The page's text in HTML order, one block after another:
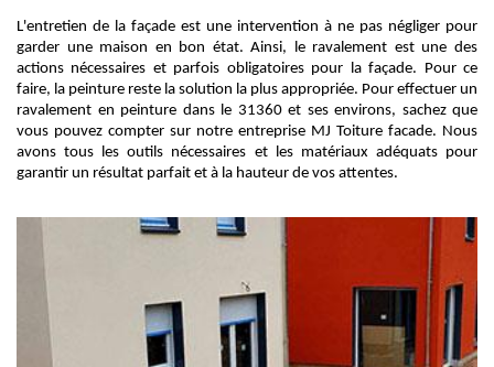
L'entretien de la façade est une intervention à ne pas négliger pour
garder une maison en bon état. Ainsi, le ravalement est une des
actions nécessaires et parfois obligatoires pour la façade. Pour ce
faire, la peinture reste la solution la plus appropriée. Pour effectuer un
ravalement en peinture dans le 31360 et ses environs, sachez que
vous pouvez compter sur notre entreprise MJ Toiture facade. Nous
avons tous les outils nécessaires et les matériaux adéquats pour
garantir un résultat parfait et à la hauteur de vos attentes.